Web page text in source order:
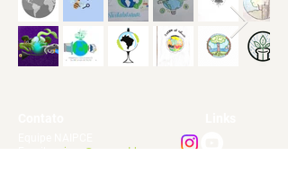
naipce@unemat.br